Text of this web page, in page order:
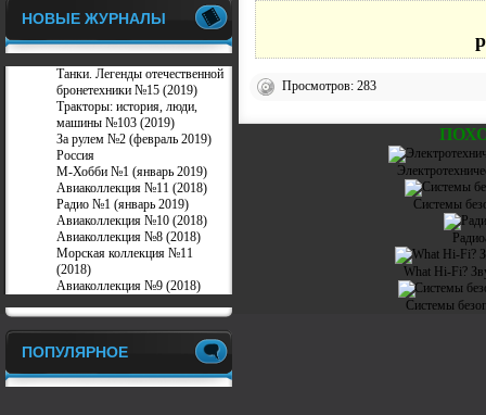
Просмотров: 283
Системы
What Hi-Fi?
Системы
НОВЫЕ ЖУРНАЛЫ
Танки. Легенды отечественной
бронетехники №15 (2019)
Тракторы: история, люди,
машины №103 (2019)
За рулем №2 (февраль 2019)
Россия
М-Хобби №1 (январь 2019)
Авиаколлекция №11 (2018)
Радио №1 (январь 2019)
Авиаколлекция №10 (2018)
Авиаколлекция №8 (2018)
Морская коллекция №11
(2018)
Авиаколлекция №9 (2018)
ПОПУЛЯРНОЕ